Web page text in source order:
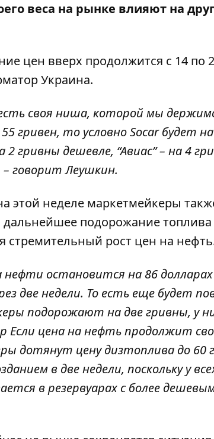
веса на рынке влияют на
цен вверх продолжится с 14
Украина.
своя ниша, которой мы
гривен, то условно Socar будет
2 гривны дешевле, “Авиас” – на 4
– говорит Леушкин.
этой неделе маркетмейкеры
дальнейшее подорожание
стремительный рост цен на
нефти остановится на 86
две недели. То есть еще будет
подорожают на две гривны, у
Если цена на нефть продолжит
дотянут цену дизтоплива до 60
в две недели, поскольку у
в резервуарах с более